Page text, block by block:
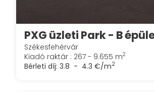
PXG üzleti Park - B
Székesfehérvár
Kiadó raktár : 267 - 9.655 m2
Bérleti díj: 3.8 - 4.3 €/m2